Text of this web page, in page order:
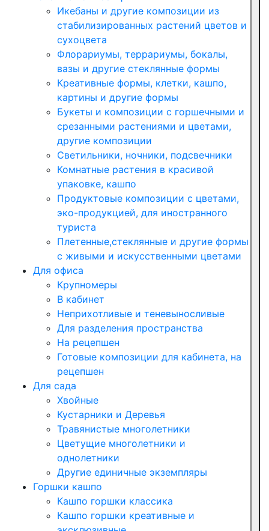
Икебаны и другие композиции из
стабилизированных растений цветов и
сухоцвета
Флорариумы, террариумы, бокалы,
вазы и другие стеклянные формы
Креативные формы, клетки, кашпо,
картины и другие формы
Букеты и композиции с горшечными и
срезанными растениями и цветами,
другие композиции
Светильники, ночники, подсвечники
Комнатные растения в красивой
упаковке, кашпо
Продуктовые композиции с цветами,
эко-продукцией, для иностранного
туриста
Плетенные,стеклянные и другие формы
с живыми и искусственными цветами
Для офиса
Крупномеры
В кабинет
Неприхотливые и теневыносливые
Для разделения пространства
На рецепшен
Готовые композиции для кабинета, на
рецепшен
Для сада
Хвойные
Кустарники и Деревья
Травянистые многолетники
Цветущие многолетники и
однолетники
Другие единичные экземпляры
Горшки кашпо
Кашпо горшки классика
Кашпо горшки креативные и